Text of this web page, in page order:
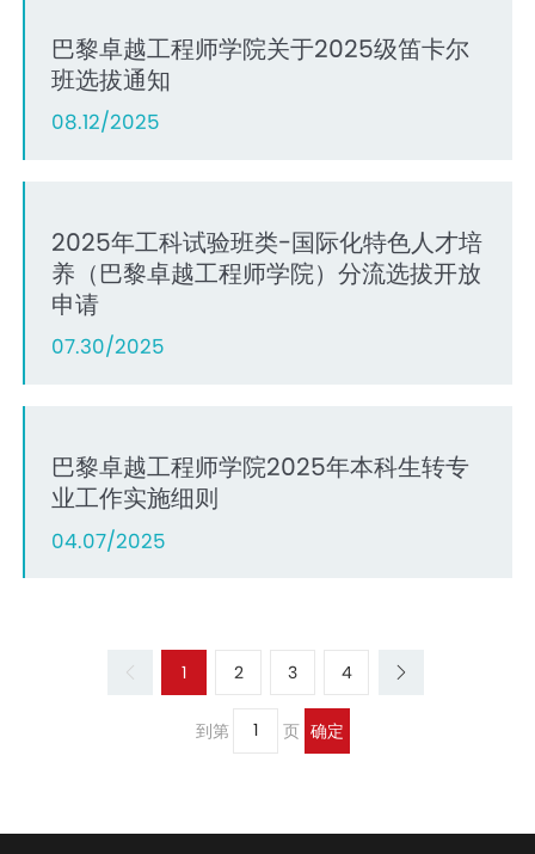
巴黎卓越工程师学院关于2025级笛卡尔
班选拔通知
08.12/2025
2025年工科试验班类-国际化特色人才培
养（巴黎卓越工程师学院）分流选拔开放
申请
07.30/2025
巴黎卓越工程师学院2025年本科生转专
业工作实施细则
04.07/2025
1 2 3 4
到第 页 确定